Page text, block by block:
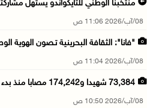
منتخبنا الوطني للتايكواندو يستهل
08/آب/2026 11:06 ص
"فانا": الثقافة البحرينية تـصون الهوية
08/آب/2026 11:04 ص
73,384 شهيدا و174,242 مصابا منذ بدء حرب الإبا ...
08/آب/2026 10:50 ص